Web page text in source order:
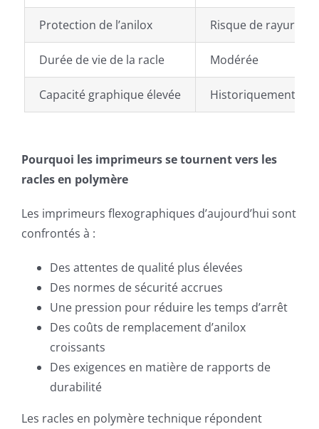
Protection de l’anilox Risque de rayures
Durée de vie de la racle Modérée
Capacité graphique élevée Historiquement
Pourquoi les imprimeurs se tournent vers les
racles en polymère
Les imprimeurs flexographiques d’aujourd’hui sont
confrontés à :
Des attentes de qualité plus élevées
Des normes de sécurité accrues
Une pression pour réduire les temps d’arrêt
Des coûts de remplacement d’anilox
croissants
Des exigences en matière de rapports de
durabilité
Les racles en polymère technique répondent